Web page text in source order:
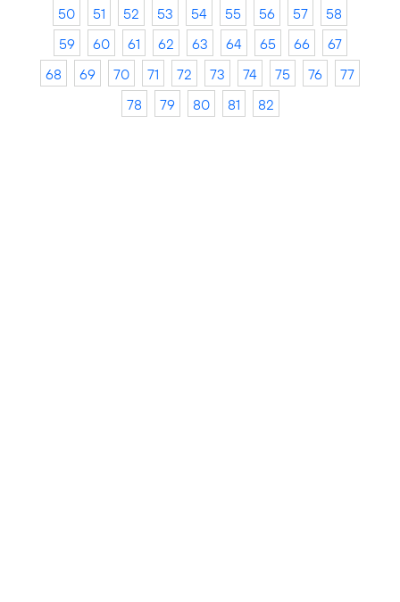
50
51 52 53 54 55 56 57
58
59
60 61 62 63 64 65 66
67
68
69 70 71 72 73 74 75 76
77
78
79 80 81 82